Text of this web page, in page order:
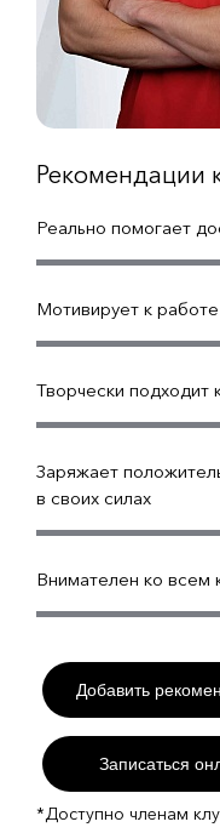
Рекомендации
Реально помогает
Мотивирует к
Творчески подходит
Заряжает
в своих силах
Внимателен ко всем
Добавить
Записаться
*Доступно членам